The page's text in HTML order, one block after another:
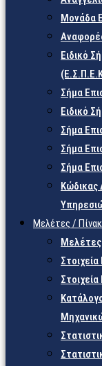
Μονάδα
Ειδικό
Σήμα
Ειδικό
Σήμα
Σήμα
Σήμα
Κώδικας
Μελέτες /
Μελέτες